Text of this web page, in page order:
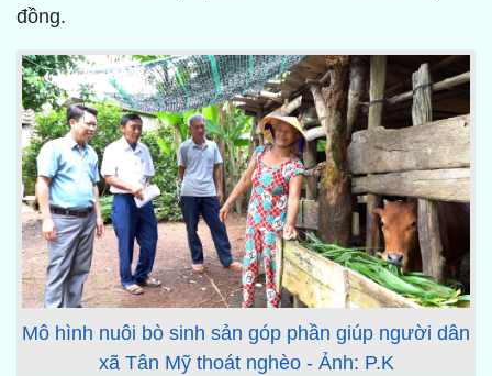
đồng.
Mô hình nuôi bò sinh sản góp phần giúp người dân
xã Tân Mỹ thoát nghèo - Ảnh: P.K